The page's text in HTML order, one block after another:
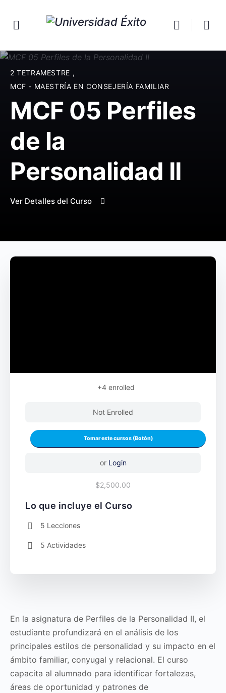
2 TETRAMESTRE ,
MCF - MAESTRÍA EN CONSEJERÍA FAMILIAR
MCF 05 Perfiles
de la
Personalidad II
Ver Detalles del Curso
En la asignatura de Perfiles de la Personalidad II, el
estudiante profundizará en el análisis de los
principales estilos de personalidad y su impacto en el
ámbito familiar, conyugal y relacional. El curso
capacita al alumnado para identificar fortalezas,
áreas de oportunidad y patrones de
+4 enrolled
Not Enrolled
or Login
$2,500.00
Lo que incluye el Curso
5 Lecciones
5 Actividades